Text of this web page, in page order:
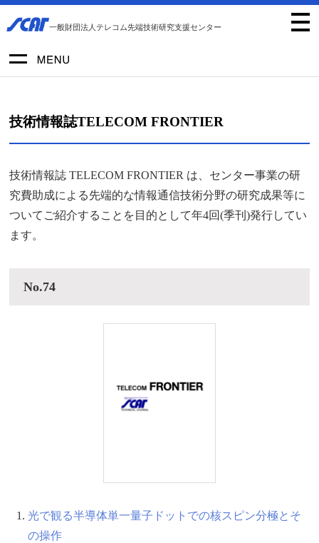
一般財団法人テレコム先端技術研究支援センター
技術情報誌TELECOM FRONTIER
技術情報誌 TELECOM FRONTIER は、センター事業の研
究費助成による先端的な情報通信技術分野の研究成果等に
ついてご紹介することを目的として年4回(季刊)発行してい
ます。
No.74
光で観る半導体単一量子ドットでの核スピン分極とそ
の操作